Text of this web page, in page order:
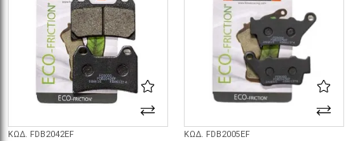
ΚΩΔ. FDB2042EF ΚΩΔ. FDB2005EF